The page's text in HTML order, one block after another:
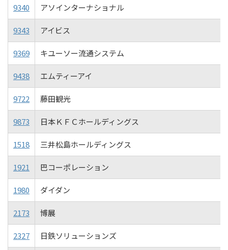
9340 アソインターナショナル
9343 アイビス
9369 キユーソー流通システム
9438 エムティーアイ
9722 藤田観光
9873 日本ＫＦＣホールディングス
1518 三井松島ホールディングス
1921 巴コーポレーション
1980 ダイダン
2173 博展
2327 日鉄ソリューションズ